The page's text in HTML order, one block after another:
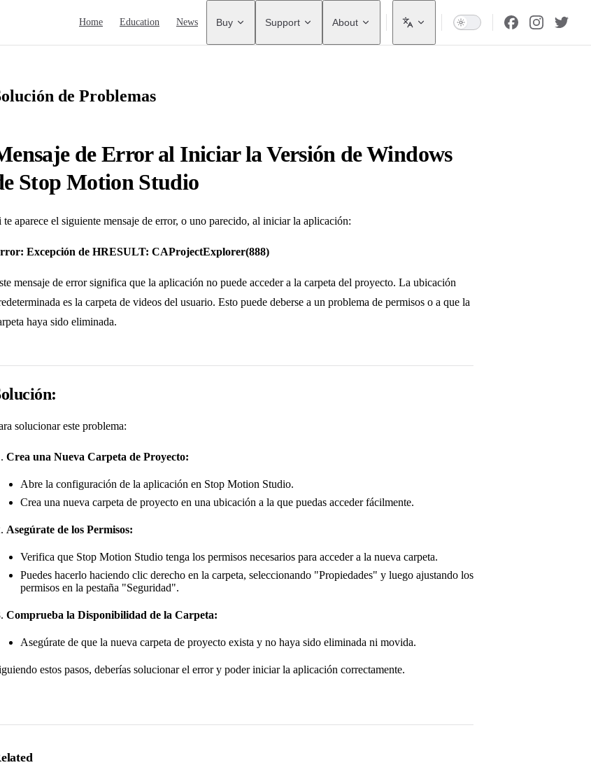
Home Education News Buy Support About
de Problemas
de Error al Iniciar la Versión de Windows
Stop Motion Studio
te aparece el siguiente mensaje de error, o uno parecido, al iniciar la aplicación:
Excepción de HRESULT: CAProjectExplorer(888)
mensaje de error significa que la aplicación no puede acceder a la carpeta del proyecto. La ubicación
es la carpeta de videos del usuario. Esto puede deberse a un problema de permisos o a que la
haya sido eliminada.
solucionar este problema:
Crea una Nueva Carpeta de Proyecto:
Abre la configuración de la aplicación en Stop Motion Studio.
Crea una nueva carpeta de proyecto en una ubicación a la que puedas acceder fácilmente.
Asegúrate de los Permisos:
Verifica que Stop Motion Studio tenga los permisos necesarios para acceder a la nueva carpeta.
Puedes hacerlo haciendo clic derecho en la carpeta, seleccionando "Propiedades" y luego ajustando los
permisos en la pestaña "Seguridad".
Comprueba la Disponibilidad de la Carpeta:
Asegúrate de que la nueva carpeta de proyecto exista y no haya sido eliminada ni movida.
estos pasos, deberías solucionar el error y poder iniciar la aplicación correctamente.